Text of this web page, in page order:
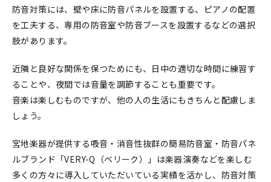
防音対策には、壁や床に防音パネルを設置する、ピアノの配置
を工夫する、専用の防音室や防音ブースを設置するなどの選択
肢があります。
近隣と良好な関係を保つためにも、日中の適切な時間に練習す
ることや、夜間では音量を調節することも重要です。
音楽は楽しむものですが、他の人の生活にもきちんと配慮しま
しょう。
宮地楽器が提供する吸音・消音性抜群の簡易防音室・防音パネ
ルブランド「VERY-Q（ベリーク）」は楽器演奏などを楽しむ
多くの方々に導入していただいている実績を活かし、防音対策